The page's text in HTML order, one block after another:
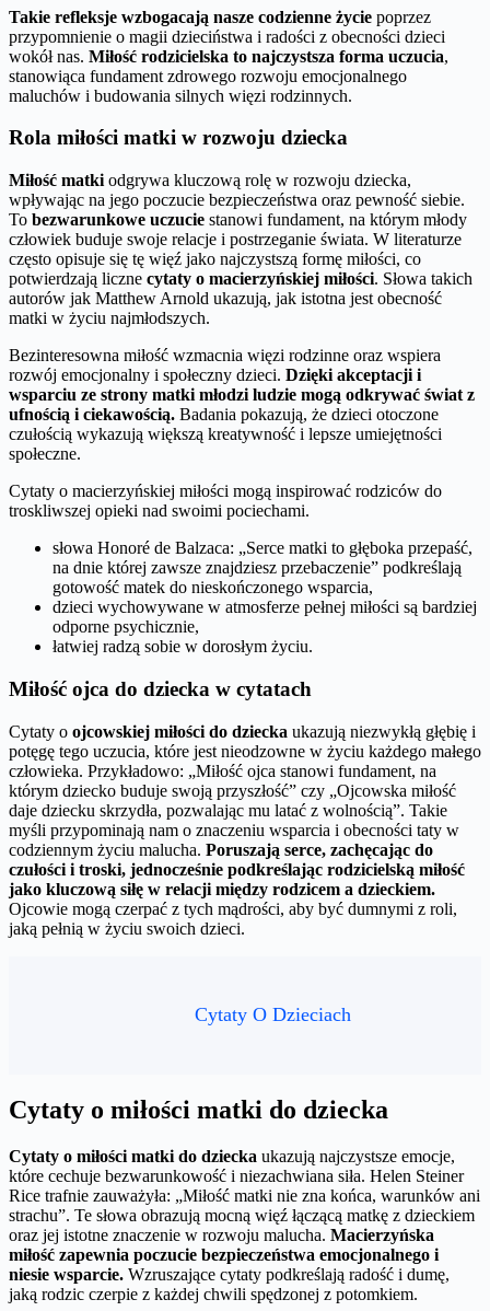
Takie refleksje wzbogacają nasze codzienne życie poprzez
przypomnienie o magii dzieciństwa i radości z obecności dzieci
wokół nas. Miłość rodzicielska to najczystsza forma uczucia,
stanowiąca fundament zdrowego rozwoju emocjonalnego
maluchów i budowania silnych więzi rodzinnych.
Rola miłości matki w rozwoju dziecka
Miłość matki odgrywa kluczową rolę w rozwoju dziecka,
wpływając na jego poczucie bezpieczeństwa oraz pewność siebie.
To bezwarunkowe uczucie stanowi fundament, na którym młody
człowiek buduje swoje relacje i postrzeganie świata. W literaturze
często opisuje się tę więź jako najczystszą formę miłości, co
potwierdzają liczne cytaty o macierzyńskiej miłości. Słowa takich
autorów jak Matthew Arnold ukazują, jak istotna jest obecność
matki w życiu najmłodszych.
Bezinteresowna miłość wzmacnia więzi rodzinne oraz wspiera
rozwój emocjonalny i społeczny dzieci. Dzięki akceptacji i
wsparciu ze strony matki młodzi ludzie mogą odkrywać świat z
ufnością i ciekawością. Badania pokazują, że dzieci otoczone
czułością wykazują większą kreatywność i lepsze umiejętności
społeczne.
Cytaty o macierzyńskiej miłości mogą inspirować rodziców do
troskliwszej opieki nad swoimi pociechami.
słowa Honoré de Balzaca: „Serce matki to głęboka przepaść,
na dnie której zawsze znajdziesz przebaczenie” podkreślają
gotowość matek do nieskończonego wsparcia,
dzieci wychowywane w atmosferze pełnej miłości są bardziej
odporne psychicznie,
łatwiej radzą sobie w dorosłym życiu.
Miłość ojca do dziecka w cytatach
Cytaty o ojcowskiej miłości do dziecka ukazują niezwykłą głębię i
potęgę tego uczucia, które jest nieodzowne w życiu każdego małego
człowieka. Przykładowo: „Miłość ojca stanowi fundament, na
którym dziecko buduje swoją przyszłość” czy „Ojcowska miłość
daje dziecku skrzydła, pozwalając mu latać z wolnością”. Takie
myśli przypominają nam o znaczeniu wsparcia i obecności taty w
codziennym życiu malucha. Poruszają serce, zachęcając do
czułości i troski, jednocześnie podkreślając rodzicielską miłość
jako kluczową siłę w relacji między rodzicem a dzieckiem.
Ojcowie mogą czerpać z tych mądrości, aby być dumnymi z roli,
jaką pełnią w życiu swoich dzieci.
Cytaty O Dzieciach
Cytaty o miłości matki do dziecka
Cytaty o miłości matki do dziecka ukazują najczystsze emocje,
które cechuje bezwarunkowość i niezachwiana siła. Helen Steiner
Rice trafnie zauważyła: „Miłość matki nie zna końca, warunków ani
strachu”. Te słowa obrazują mocną więź łączącą matkę z dzieckiem
oraz jej istotne znaczenie w rozwoju malucha. Macierzyńska
miłość zapewnia poczucie bezpieczeństwa emocjonalnego i
niesie wsparcie. Wzruszające cytaty podkreślają radość i dumę,
jaką rodzic czerpie z każdej chwili spędzonej z potomkiem.